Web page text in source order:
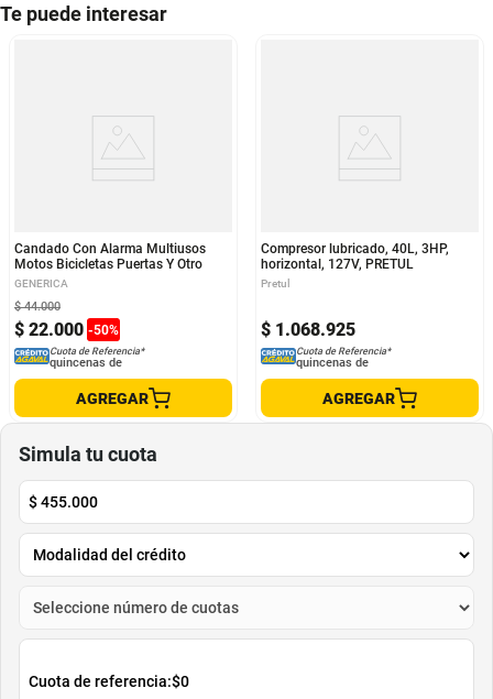
Te puede interesar
Candado Con Alarma Multiusos
Motos Bicicletas Puertas Y Otro
GENERICA
$ 22.000 -50%
$ 44.000
Cuota de Referencia*
quincenas de
AGREGAR
Compresor lubricado, 40L, 3HP,
horizontal, 127V, PRETUL
Pretul
$ 1.068.925
Cuota de Referencia*
quincenas de
AGREGAR
Simula tu cuota
$455.000
Cuota de referencia:$0